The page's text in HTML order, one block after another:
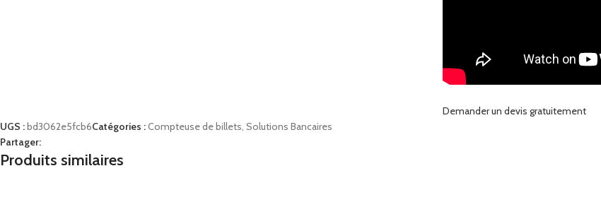
Demander un devis gratuitement
UGS :bd3062e5fcb6Catégories :Compteuse de billets Solutions Bancaires
Partager:
Produits similaires